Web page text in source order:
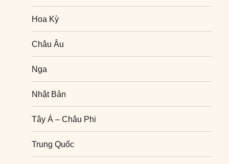
Hoa Kỳ
Châu Âu
Nga
Nhật Bản
Tây Á – Châu Phi
Trung Quốc